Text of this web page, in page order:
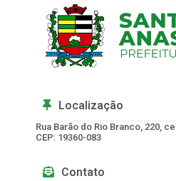
Localização
Rua Barão do Rio Branco, 220,
CEP: 19360-083
Contato